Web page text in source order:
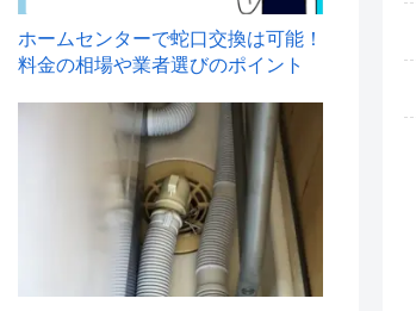
ホームセンターで蛇口交換は可能！
料金の相場や業者選びのポイント